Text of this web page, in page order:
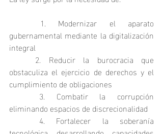
gubernamental mediante la digitalización
integral
obstaculiza el ejercicio de derechos y el
cumplimiento de obligaciones
eliminando espacios de discrecionalidad